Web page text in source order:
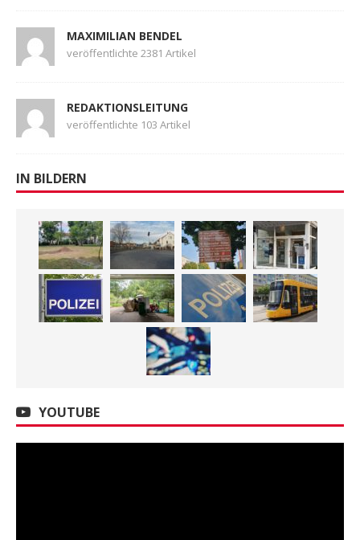
MAXIMILIAN BENDEL
veröffentlichte 2381 Artikel
REDAKTIONSLEITUNG
veröffentlichte 103 Artikel
IN BILDERN
YOUTUBE